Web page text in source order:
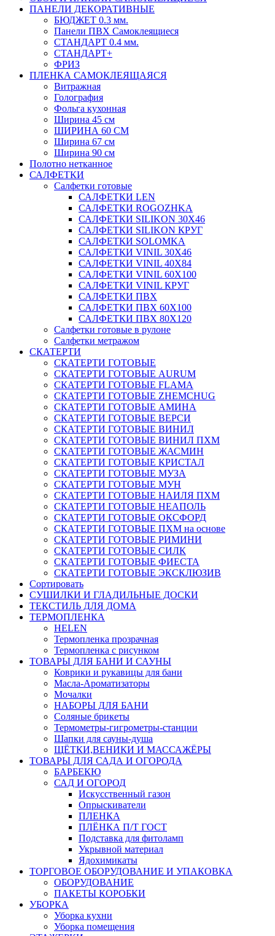
ПАНЕЛИ ДЕКОРАТИВНЫЕ
БЮДЖЕТ 0.3 мм.
Панели ПВХ Самоклеящиеся
СТАНДАРТ 0.4 мм.
СТАНДАРТ+
ФРИЗ
ПЛЕНКА САМОКЛЕЯЩАЯСЯ
Витражная
Голография
Фольга кухонная
Ширина 45 см
ШИРИНА 60 СМ
Ширина 67 см
Ширина 90 см
Полотно нетканное
САЛФЕТКИ
Салфетки готовые
САЛФЕТКИ LEN
САЛФЕТКИ ROGOZHKA
САЛФЕТКИ SILIKON 30Х46
САЛФЕТКИ SILIKON КРУГ
САЛФЕТКИ SOLOMKA
САЛФЕТКИ VINIL 30Х46
САЛФЕТКИ VINIL 40Х84
САЛФЕТКИ VINIL 60Х100
САЛФЕТКИ VINIL КРУГ
САЛФЕТКИ ПВХ
САЛФЕТКИ ПВХ 60Х100
САЛФЕТКИ ПВХ 80Х120
Салфетки готовые в рулоне
Салфетки метражом
СКАТЕРТИ
СКАТЕРТИ ГОТОВЫЕ
СКАТЕРТИ ГОТОВЫЕ AURUM
СКАТЕРТИ ГОТОВЫЕ FLAMA
СКАТЕРТИ ГОТОВЫЕ ZHEMCHUG
СКАТЕРТИ ГОТОВЫЕ АМИНА
СКАТЕРТИ ГОТОВЫЕ ВЕРСИ
СКАТЕРТИ ГОТОВЫЕ ВИНИЛ
СКАТЕРТИ ГОТОВЫЕ ВИНИЛ ПХМ
СКАТЕРТИ ГОТОВЫЕ ЖАСМИН
СКАТЕРТИ ГОТОВЫЕ КРИСТАЛ
СКАТЕРТИ ГОТОВЫЕ МУЗА
СКАТЕРТИ ГОТОВЫЕ МУН
СКАТЕРТИ ГОТОВЫЕ НАИЛЯ ПХМ
СКАТЕРТИ ГОТОВЫЕ НЕАПОЛЬ
СКАТЕРТИ ГОТОВЫЕ ОКСФОРД
СКАТЕРТИ ГОТОВЫЕ ПХМ на основе
СКАТЕРТИ ГОТОВЫЕ РИМИНИ
СКАТЕРТИ ГОТОВЫЕ СИЛК
СКАТЕРТИ ГОТОВЫЕ ФИЕСТА
СКАТЕРТИ ГОТОВЫЕ ЭКСКЛЮЗИВ
Сортировать
СУШИЛКИ И ГЛАДИЛЬНЫЕ ДОСКИ
ТЕКСТИЛЬ ДЛЯ ДОМА
ТЕРМОПЛЕНКА
HELEN
Термопленка прозрачная
Термопленка с рисунком
ТОВАРЫ ДЛЯ БАНИ И САУНЫ
Коврики и рукавицы для бани
Масла-Aроматизаторы
Мочалки
НАБОРЫ ДЛЯ БАНИ
Соляные брикеты
Термометры-гигрометры-станции
Шапки для сауны-душа
ЩЁТКИ,ВЕНИКИ И МАССАЖЁРЫ
ТОВАРЫ ДЛЯ САДА И ОГОРОДА
БАРБЕКЮ
САД И ОГОРОД
Искусственный газон
Опрыскиватели
ПЛЕНКА
ПЛЁНКА П/Т ГОСТ
Подставка для фитоламп
Укрывной материал
Ядохимикаты
ТОРГОВОЕ ОБОРУДОВАНИЕ И УПАКОВКА
ОБОРУДОВАНИЕ
ПАКЕТЫ КОРОБКИ
УБОРКА
Уборка кухни
Уборка помещения